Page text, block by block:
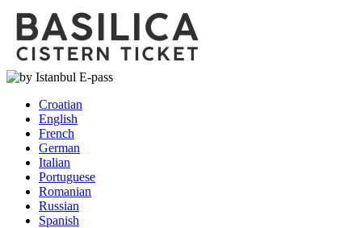
Croatian
English
French
German
Italian
Portuguese
Romanian
Russian
Spanish